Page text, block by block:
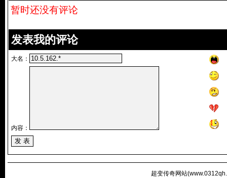
暂时还没有评论
发表我的评论
大名：
内容：
超变传奇网站(